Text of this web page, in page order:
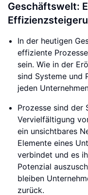
Geschäftswelt:
In der heutigen
effiziente
sein. Wie in der
sind Systeme und
jeden
Prozesse sind der
Vervielfältigung
ein unsichtbares
Elemente eines
verbindet und es
Potenzial
bleiben
zurück.